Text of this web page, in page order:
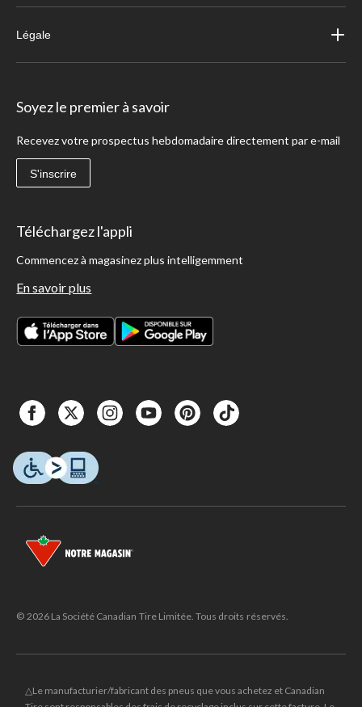
Légale
Soyez le premier à savoir
Recevez votre prospectus hebdomadaire directement par e-mail
S'inscrire
Téléchargez l'appli
Commencez à magasinez plus intelligemment
En savoir plus
© 2026 La Société Canadian Tire Limitée. Tous droits réservés.
△Le manufacturier/fabricant des pneus que vous achetez et Canadian